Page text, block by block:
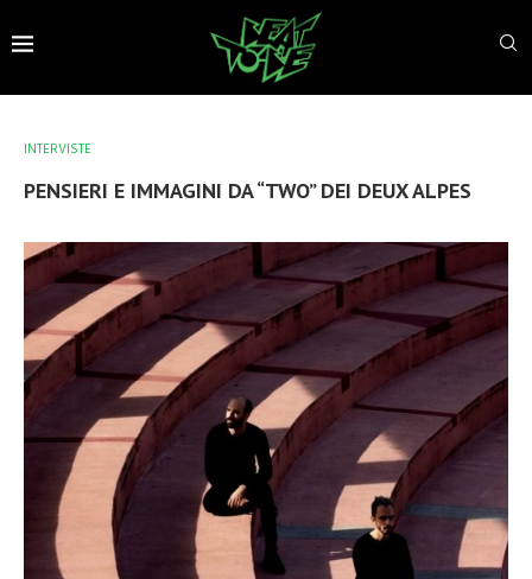
INTERVISTE
PENSIERI E IMMAGINI DA “TWO” DEI DEUX ALPES